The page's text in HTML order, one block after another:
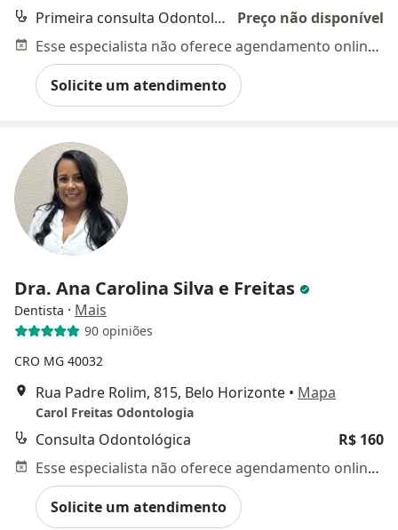
Primeira consulta Odontológica
Preço não disponível
Esse especialista não oferece agendamento online para esse endereço.
Solicite um atendimento
Dra. Ana Carolina Silva e Freitas
Dentista · Mais
90 opiniões
CRO MG 40032
Rua Padre Rolim, 815, Belo Horizonte • Mapa
Carol Freitas Odontologia
Consulta Odontológica
R$ 160
Esse especialista não oferece agendamento online para esse endereço.
Solicite um atendimento